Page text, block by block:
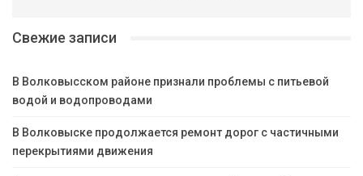
Свежие записи
В Волковысском районе признали проблемы с питьевой
водой и водопроводами
В Волковыске продолжается ремонт дорог с частичными
перекрытиями движения